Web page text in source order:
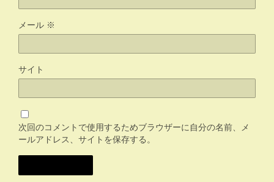
メール ※
サイト
次回のコメントで使用するためブラウザーに自分の名前、メ
ールアドレス、サイトを保存する。